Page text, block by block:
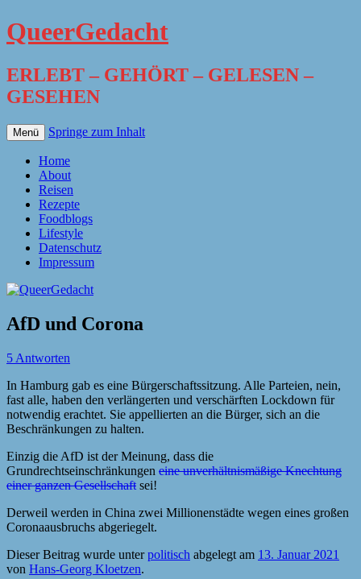
QueerGedacht
ERLEBT – GEHÖRT – GELESEN –
GESEHEN
Menü Springe zum Inhalt
Home
About
Reisen
Rezepte
Foodblogs
Lifestyle
Datenschutz
Impressum
AfD und Corona
5 Antworten
In Hamburg gab es eine Bürgerschaftssitzung. Alle Parteien, nein,
fast alle, haben den verlängerten und verschärften Lockdown für
notwendig erachtet. Sie appellierten an die Bürger, sich an die
Beschränkungen zu halten.
Einzig die AfD ist der Meinung, dass die
Grundrechtseinschränkungen eine unverhältnismäßige Knechtung
einer ganzen Gesellschaft sei!
Derweil werden in China zwei Millionenstädte wegen eines großen
Coronaausbruchs abgeriegelt.
Dieser Beitrag wurde unterpolitisch abgelegt am 13. Januar 2021
von Hans-Georg Kloetzen.